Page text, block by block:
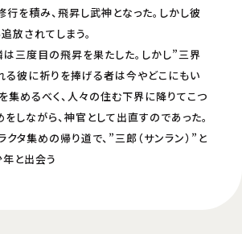
行を積み、飛昇し武神となった。しかし彼
放されてしまう。
は三度目の飛昇を果たした。しかし”三界
る彼に祈りを捧げる者は今やどこにもい
集めるべく、人々の住む下界に降りてこつ
をしながら、神官として出直すのであった。
クタ集めの帰り道で、”三郎（サンラン）”と
と出会う